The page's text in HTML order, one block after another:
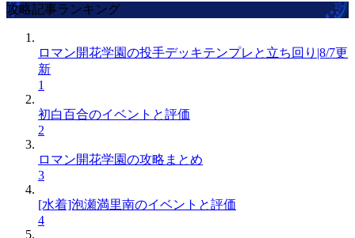
攻略記事ランキング
ロマン開花学園の投手デッキテンプレと立ち回り|8/7更
新
1
初白百合のイベントと評価
2
ロマン開花学園の攻略まとめ
3
[水着]泡瀬満里南のイベントと評価
4